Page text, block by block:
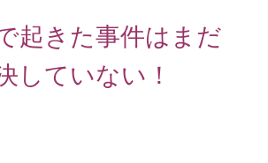
起きた事件はまだ
していない！